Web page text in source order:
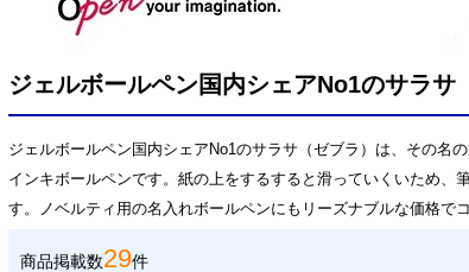
ジェルボールペン国内シェアNo1のサラ
ジェルボールペン国内シェアNo1のサラサ（ゼブラ）は、その名
インキボールペンです。紙の上をするすると滑っていくいため
す。ノベルティ用の名入れボールペンにもリーズナブルな価格で
商品掲載数29件